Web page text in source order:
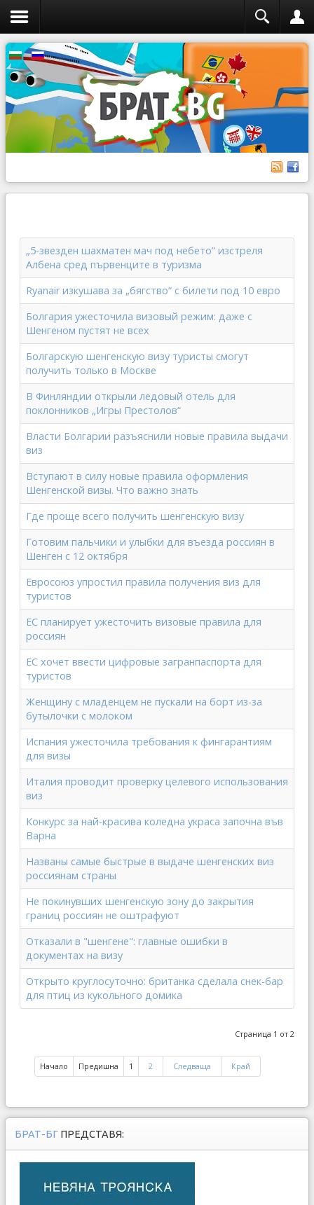
„5-звезден шахматен мач под небето” изстреля
Албена сред първенците в туризма
Ryanair изкушава за „бягство“ с билети под 10 евро
Болгария ужесточила визовый режим: даже с
Шенгеном пустят не всех
Болгарскую шенгенскую визу туристы смогут
получить только в Москве
В Финляндии открыли ледовый отель для
поклонников „Игры Престолов“
Власти Болгарии разъяснили новые правила выдачи
виз
Вступают в силу новые правила оформления
Шенгенской визы. Что важно знать
Где проще всего получить шенгенскую визу
Готовим пальчики и улыбки для въезда россиян в
Шенген с 12 октября
Евросоюз упростил правила получения виз для
туристов
ЕС планирует ужесточить визовые правила для
россиян
ЕС хочет ввести цифровые загранпаспорта для
туристов
Женщину с младенцем не пускали на борт из-за
бутылочки с молоком
Испания ужесточила требования к фингарантиям
для визы
Италия проводит проверку целевого использования
виз
Конкурс за най-красива коледна украса започна във
Варна
Названы самые быстрые в выдаче шенгенских виз
россиянам страны
Не покинувших шенгенскую зону до закрытия
границ россиян не оштрафуют
Отказали в "шенгене": главные ошибки в
документах на визу
Открыто круглосуточно: британка сделала снек-бар
для птиц из кукольного домика
Страница 1 от 2
Начало Предишна 1 2 Следваща Край
БРАТ-БГ ПРЕДСТАВЯ: